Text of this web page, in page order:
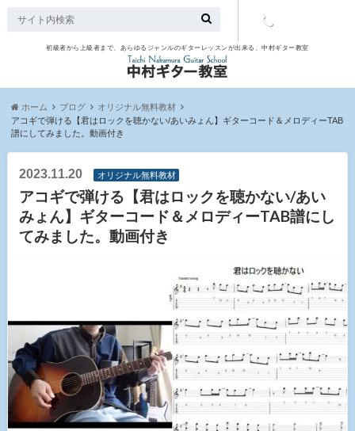
初級者から上級者まで、あらゆるジャンルのギターレッスンが出来る、中村ギター教室
ホーム ブログ
オリジナル無料教材
アコギで弾ける【君はロックを聴かない/あいみょん】ギターコード＆メロディーTAB
譜にしてみました。動画付き
2023.11.20 オリジナル無料教材
アコギで弾ける【君はロックを聴かない/あい
みょん】ギターコード＆メロディーTAB譜にし
てみました。動画付き